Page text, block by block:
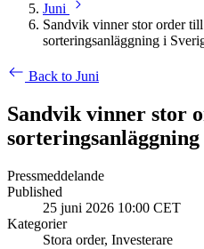
Juni
Sandvik vinner stor order
sorteringsanläggning i
Back to Juni
Sandvik vinner stor
Pressmeddelande
Published
25 juni 2026 10:00 CET
Kategorier
Stora order, Investerare